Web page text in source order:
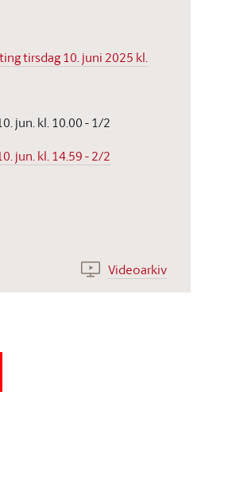
tirsdag 10. juni 2025 kl.
jun. kl. 10.00 - 1/2
jun. kl. 14.59 - 2/2
Videoarkiv